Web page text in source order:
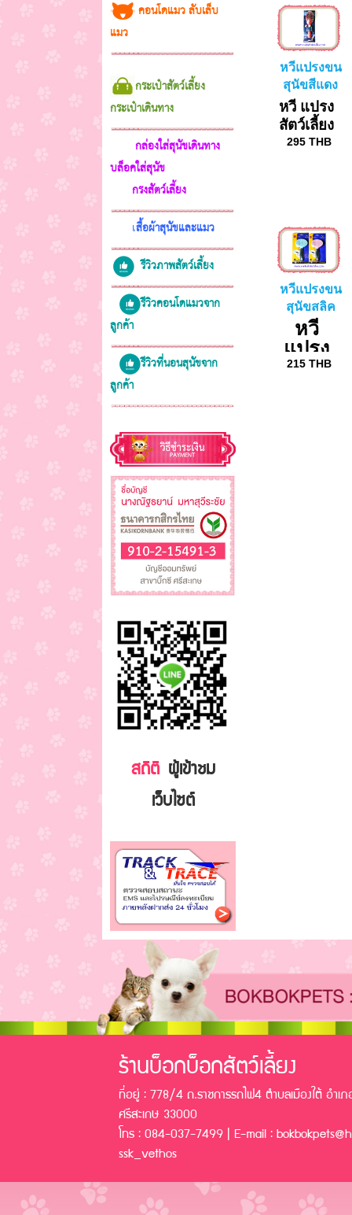
คอนโดแมว ลับเล็บ
แมว
กระเป๋าสัตว์เลี้ยง
กระเป๋าเดินทาง
กล่องใส่สุนัขเดินทาง
บล็อคใส่สุนัข
กรงสัตว์เลี้ยง
เสื้อผ้าสุนัขและแมว
รีวิวภาพสัตว์เลี้ยง
รีวิวคอนโดแมวจาก
ลูกค้า
รีวิวที่นอนสุนัขจาก
ลูกค้า
สถิติผู้เข้าชม
เว็บไซต์
หวีแปรงขน
สุนัขสีแดง
หวี แปรง
สัตว์เลี้ยง
295 THB
หวีแปรงขน
สุนัขสลิค
เกอร์
หวี
แปรง
ขน
215 THB
ร้านบ็อกบ็อกสัตว์เลี้ยง
ที่อยู่ : 778/4 ถ.ราชการรถไฟ4 ตำบลเมืองใต้ อำเภ
ศรีสะเกษ 33000
โทร : 084-037-7499 | E-mail :
ssk_vethos